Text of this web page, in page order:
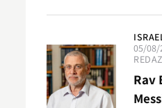
05/08/
Rav